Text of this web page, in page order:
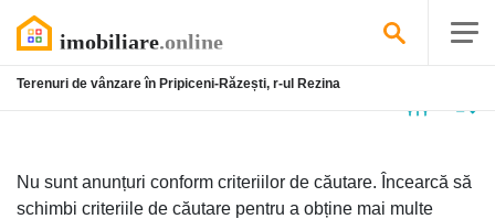
Terenuri de vânzare în Pripiceni-Răzești, r-ul Rezina
Nu sunt anunțuri conform criteriilor de căutare. Încearcă să
schimbi criteriile de căutare pentru a obține mai multe